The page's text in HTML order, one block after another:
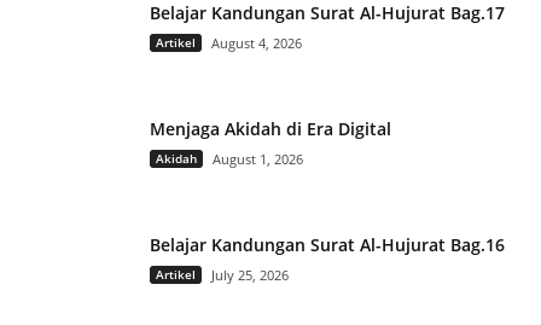
Belajar Kandungan Surat Al-Hujurat Bag.17
Artikel August 4, 2026
Menjaga Akidah di Era Digital
Akidah August 1, 2026
Belajar Kandungan Surat Al-Hujurat Bag.16
Artikel July 25, 2026